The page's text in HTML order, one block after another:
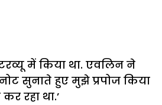
में किया था. एवलिन ने
सुनाते हुए मुझे प्रपोज किया
रहा था.’